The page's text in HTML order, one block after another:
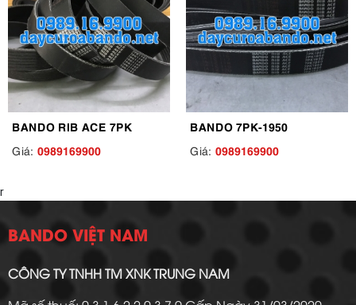
BANDO RIB ACE 7PK
Giá: 0989169900
BANDO 7PK-1950
Giá: 0989169900
r
BANDO VIỆT NAM
CÔNG TY TNHH TM XNK TRUNG NAM